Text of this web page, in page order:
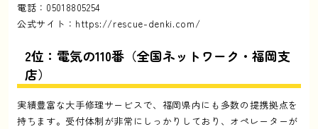
電話：05018805254
公式サイト： https://rescue-denki.com/
2位：電気の110番（全国ネットワーク・福岡支
店）
実績豊富な大手修理サービスで、福岡県内にも多数の提携拠点を
持ちます。受付体制が非常にしっかりしており、オペレーターが